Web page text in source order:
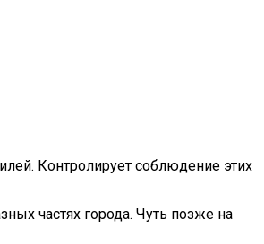
Контролирует соблюдение этих
частях города. Чуть позже на